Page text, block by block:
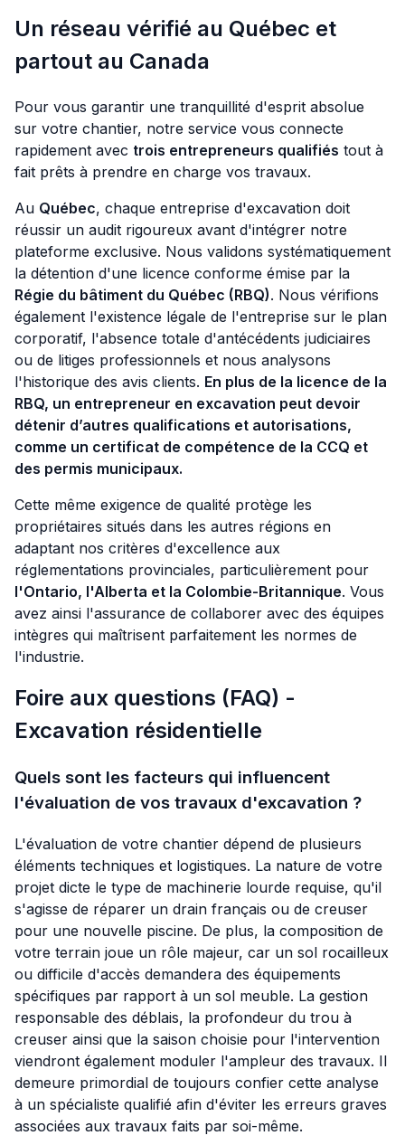
Un réseau vérifié au Québec et
partout au Canada
Pour vous garantir une tranquillité d'esprit absolue
sur votre chantier, notre service vous connecte
rapidement avec trois entrepreneurs qualifiés tout à
fait prêts à prendre en charge vos travaux.
Au Québec, chaque entreprise d'excavation doit
réussir un audit rigoureux avant d'intégrer notre
plateforme exclusive. Nous validons systématiquement
la détention d'une licence conforme émise par la
Régie du bâtiment du Québec (RBQ). Nous vérifions
également l'existence légale de l'entreprise sur le plan
corporatif, l'absence totale d'antécédents judiciaires
ou de litiges professionnels et nous analysons
l'historique des avis clients. En plus de la licence de la
RBQ, un entrepreneur en excavation peut devoir
détenir d’autres qualifications et autorisations,
comme un certificat de compétence de la CCQ et
des permis municipaux.
Cette même exigence de qualité protège les
propriétaires situés dans les autres régions en
adaptant nos critères d'excellence aux
réglementations provinciales, particulièrement pour
l'Ontario, l'Alberta et la Colombie-Britannique. Vous
avez ainsi l'assurance de collaborer avec des équipes
intègres qui maîtrisent parfaitement les normes de
l'industrie.
Foire aux questions (FAQ) -
Excavation résidentielle
Quels sont les facteurs qui influencent
l'évaluation de vos travaux d'excavation ?
L'évaluation de votre chantier dépend de plusieurs
éléments techniques et logistiques. La nature de votre
projet dicte le type de machinerie lourde requise, qu'il
s'agisse de réparer un drain français ou de creuser
pour une nouvelle piscine. De plus, la composition de
votre terrain joue un rôle majeur, car un sol rocailleux
ou difficile d'accès demandera des équipements
spécifiques par rapport à un sol meuble. La gestion
responsable des déblais, la profondeur du trou à
creuser ainsi que la saison choisie pour l'intervention
viendront également moduler l'ampleur des travaux. Il
demeure primordial de toujours confier cette analyse
à un spécialiste qualifié afin d'éviter les erreurs graves
associées aux travaux faits par soi-même.